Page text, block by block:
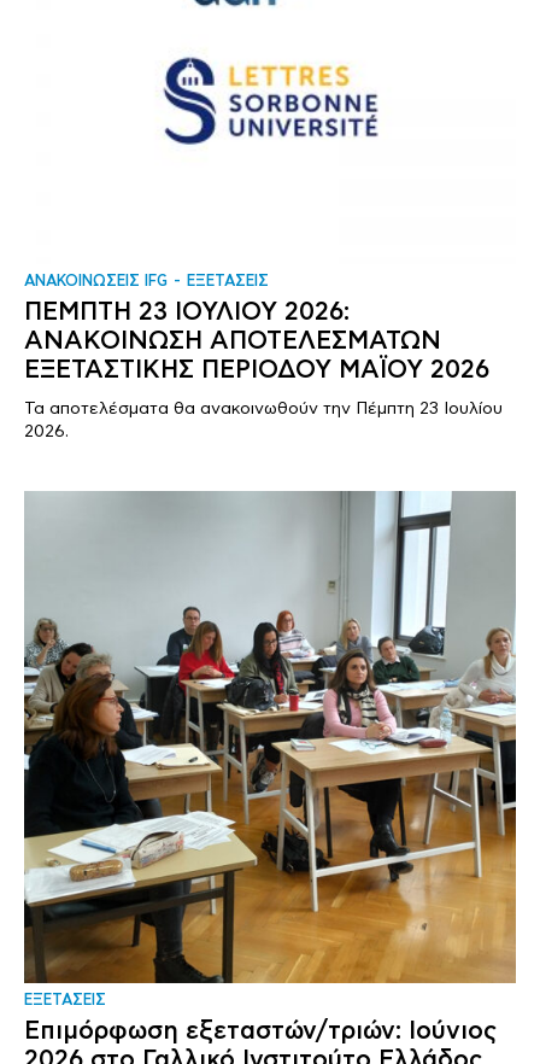
ΑΝΑΚΟΙΝΩΣΕΙΣ IFG ΕΞΕΤΑΣΕΙΣ
ΠΕΜΠΤΗ 23 ΙΟΥΛΙΟΥ 2026:
ΑΝΑΚΟΙΝΩΣΗ ΑΠΟΤΕΛΕΣΜΑΤΩΝ
ΕΞΕΤΑΣΤΙΚΗΣ ΠΕΡΙΟΔΟΥ ΜΑΪΟΥ 2026
Τα αποτελέσματα θα ανακοινωθούν την Πέμπτη 23 Ιουλίου
2026.
ΕΞΕΤΑΣΕΙΣ
Επιμόρφωση εξεταστών/τριών: Ιούνιος